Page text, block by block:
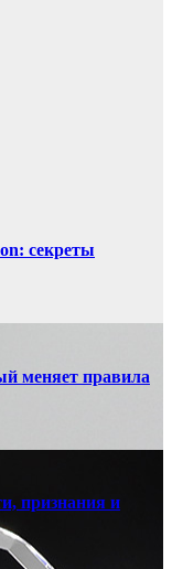
секреты
меняет правила
признания и